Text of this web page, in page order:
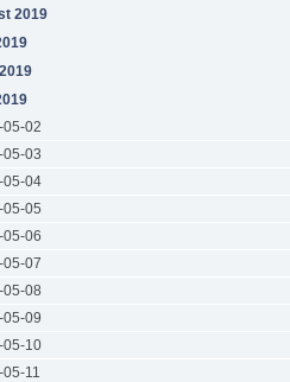
2019
02
03
05-04
05
06
07
08
09
05-10
11